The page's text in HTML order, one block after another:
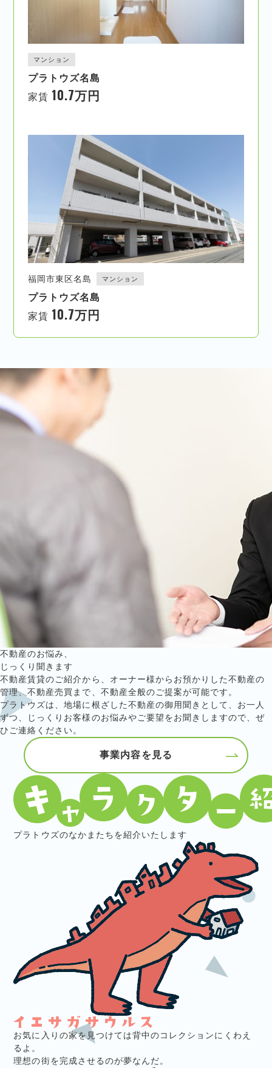
マンション
プラトウズ名島
家賃 10.7万円
福岡市東区名島 マンション
プラトウズ名島
家賃 10.7万円
不動産のお悩み、
じっくり聞きます
不動産賃貸のご紹介から、オーナー様からお預かりした不動産の
管理、不動産売買まで、不動産全般のご提案が可能です。
プラトウズは、地場に根ざした不動産の御用聞きとして、 お一人
ずつ、じっくりお客様のお悩みやご要望をお聞きしますので、ぜ
ひご連絡ください。
事業内容を見る
プラトウズのなかまたちを紹介いたします
お気に入りの家を見つけては背中のコレクションにくわえ
るよ。
理想の街を完成させるのが夢なんだ。